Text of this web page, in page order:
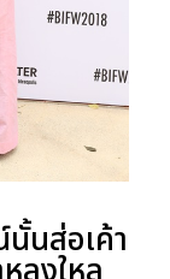
นส่อเค้า
ลงใหล